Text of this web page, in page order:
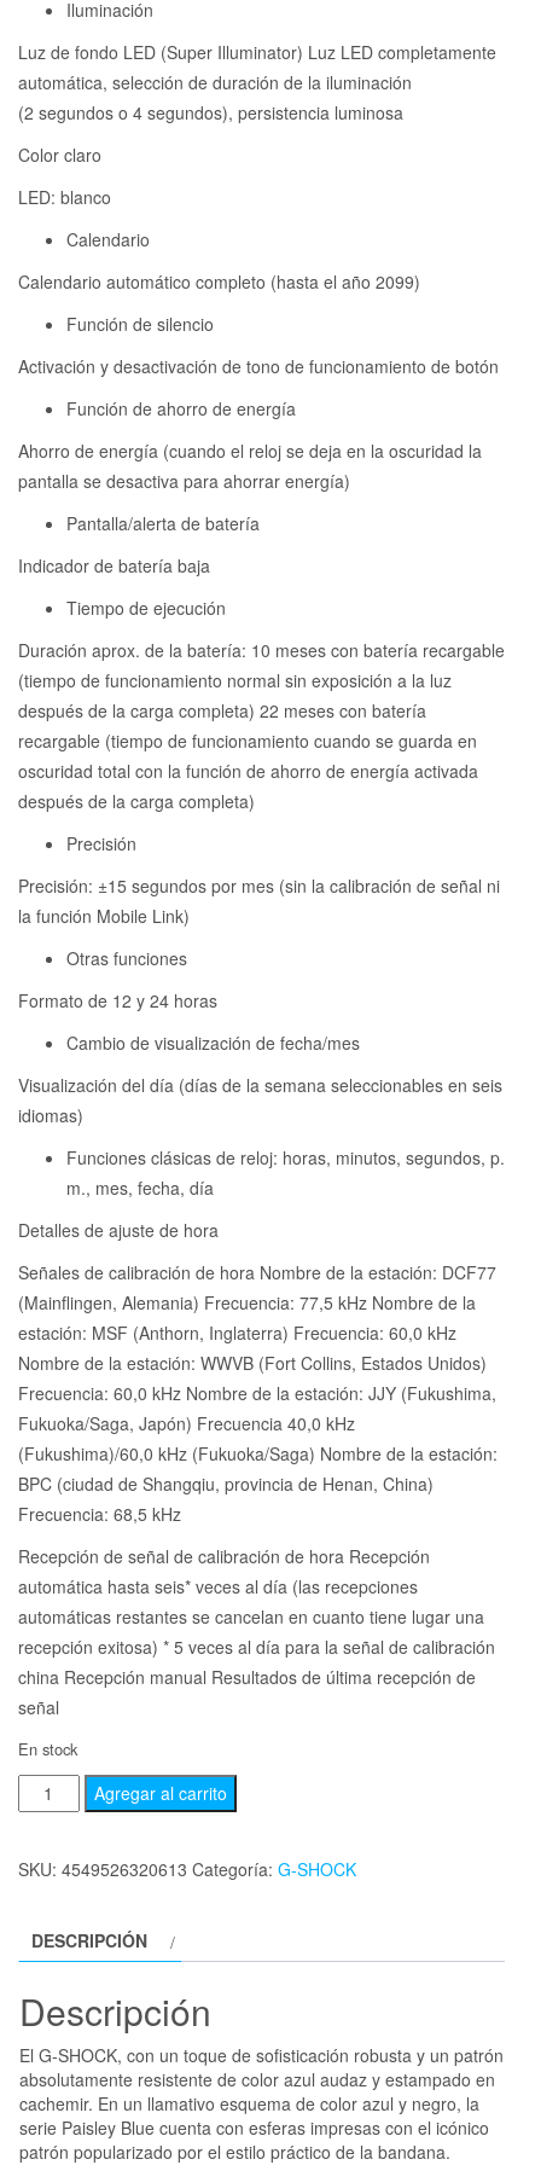
Iluminación
Luz de fondo LED (Super Illuminator) Luz LED completamente
automática, selección de duración de la iluminación
(2 segundos o 4 segundos), persistencia luminosa
Color claro
LED: blanco
Calendario
Calendario automático completo (hasta el año 2099)
Función de silencio
Activación y desactivación de tono de funcionamiento de botón
Función de ahorro de energía
Ahorro de energía (cuando el reloj se deja en la oscuridad la
pantalla se desactiva para ahorrar energía)
Pantalla/alerta de batería
Indicador de batería baja
Tiempo de ejecución
Duración aprox. de la batería: 10 meses con batería recargable
(tiempo de funcionamiento normal sin exposición a la luz
después de la carga completa) 22 meses con batería
recargable (tiempo de funcionamiento cuando se guarda en
oscuridad total con la función de ahorro de energía activada
después de la carga completa)
Precisión
Precisión: ±15 segundos por mes (sin la calibración de señal ni
la función Mobile Link)
Otras funciones
Formato de 12 y 24 horas
Cambio de visualización de fecha/mes
Visualización del día (días de la semana seleccionables en seis
idiomas)
Funciones clásicas de reloj: horas, minutos, segundos, p.
m., mes, fecha, día
Detalles de ajuste de hora
Señales de calibración de hora Nombre de la estación: DCF77
(Mainflingen, Alemania) Frecuencia: 77,5 kHz Nombre de la
estación: MSF (Anthorn, Inglaterra) Frecuencia: 60,0 kHz
Nombre de la estación: WWVB (Fort Collins, Estados Unidos)
Frecuencia: 60,0 kHz Nombre de la estación: JJY (Fukushima,
Fukuoka/Saga, Japón) Frecuencia 40,0 kHz
(Fukushima)/60,0 kHz (Fukuoka/Saga) Nombre de la estación:
BPC (ciudad de Shangqiu, provincia de Henan, China)
Frecuencia: 68,5 kHz
Recepción de señal de calibración de hora Recepción
automática hasta seis* veces al día (las recepciones
automáticas restantes se cancelan en cuanto tiene lugar una
recepción exitosa) * 5 veces al día para la señal de calibración
china Recepción manual Resultados de última recepción de
señal
En stock
Agregar al carrito
SKU: 4549526320613 Categoría: G-SHOCK
DESCRIPCIÓN
Descripción
El G-SHOCK, con un toque de sofisticación robusta y un patrón
absolutamente resistente de color azul audaz y estampado en
cachemir. En un llamativo esquema de color azul y negro, la
serie Paisley Blue cuenta con esferas impresas con el icónico
patrón popularizado por el estilo práctico de la bandana.